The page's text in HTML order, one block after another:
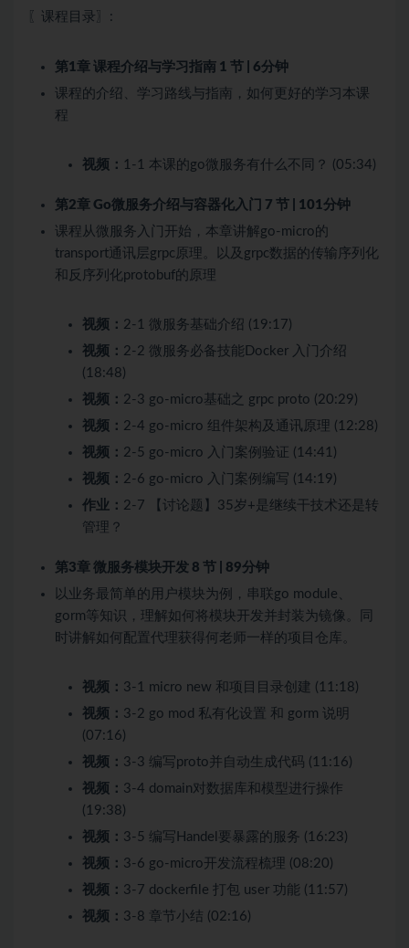
〖课程目录〗:
第1章 课程介绍与学习指南 1 节 | 6分钟
课程的介绍、学习路线与指南，如何更好的学习本课
程
视频： 1-1 本课的go微服务有什么不同？ (05:34)
第2章 Go微服务介绍与容器化入门 7 节 | 101分钟
课程从微服务入门开始，本章讲解go-micro的
transport通讯层grpc原理。以及grpc数据的传输序列化
和反序列化protobuf的原理
视频： 2-1 微服务基础介绍 (19:17)
视频： 2-2 微服务必备技能Docker 入门介绍
(18:48)
视频： 2-3 go-micro基础之 grpc proto (20:29)
视频： 2-4 go-micro 组件架构及通讯原理 (12:28)
视频： 2-5 go-micro 入门案例验证 (14:41)
视频： 2-6 go-micro 入门案例编写 (14:19)
作业： 2-7 【讨论题】35岁+是继续干技术还是转
管理？
第3章 微服务模块开发 8 节 | 89分钟
以业务最简单的用户模块为例，串联go module、
gorm等知识，理解如何将模块开发并封装为镜像。同
时讲解如何配置代理获得何老师一样的项目仓库。
视频： 3-1 micro new 和项目目录创建 (11:18)
视频： 3-2 go mod 私有化设置 和 gorm 说明
(07:16)
视频： 3-3 编写proto并自动生成代码 (11:16)
视频： 3-4 domain对数据库和模型进行操作
(19:38)
视频： 3-5 编写Handel要暴露的服务 (16:23)
视频： 3-6 go-micro开发流程梳理 (08:20)
视频： 3-7 dockerfile 打包 user 功能 (11:57)
视频： 3-8 章节小结 (02:16)